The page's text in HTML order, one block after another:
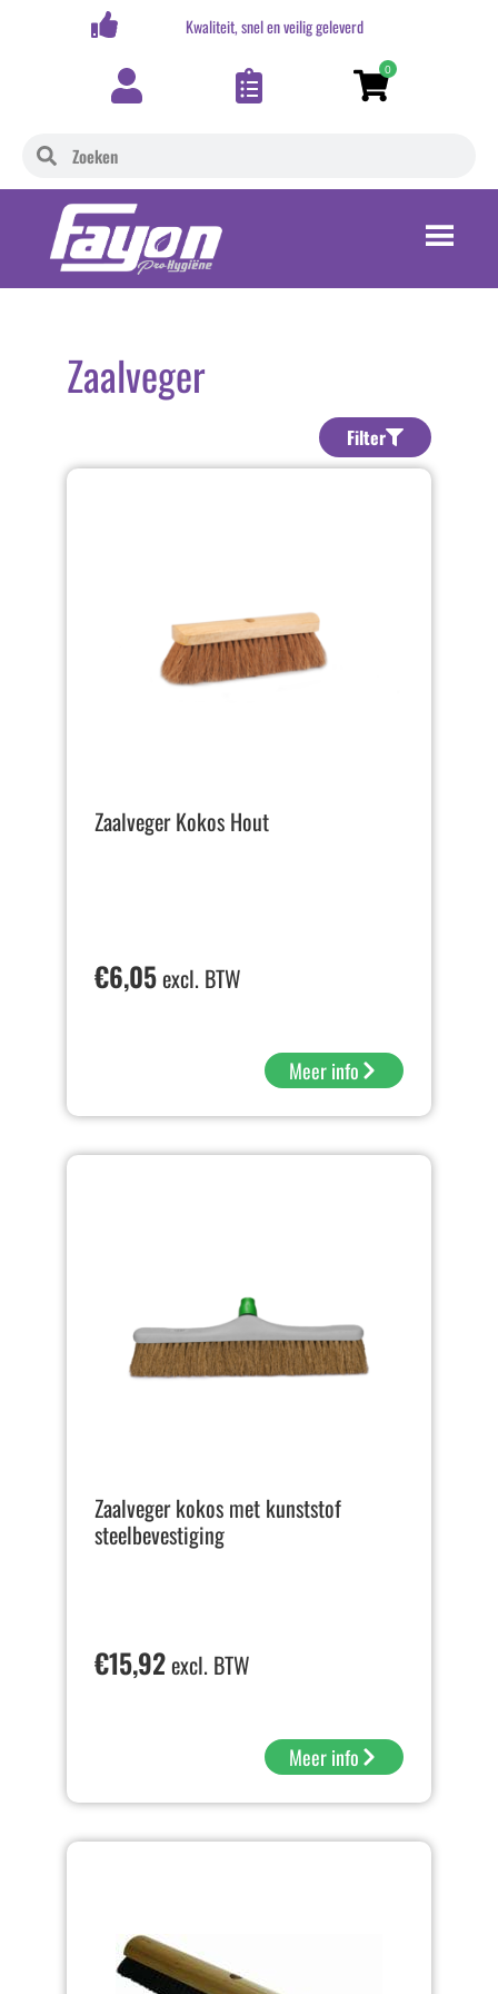
Kwaliteit, snel en veilig geleverd
0
Zaalveger
Filter
Zaalveger Kokos Hout
€6,05excl. BTW
Meer info
Zaalveger kokos met kunststof
steelbevestiging
€15,92excl. BTW
Meer info